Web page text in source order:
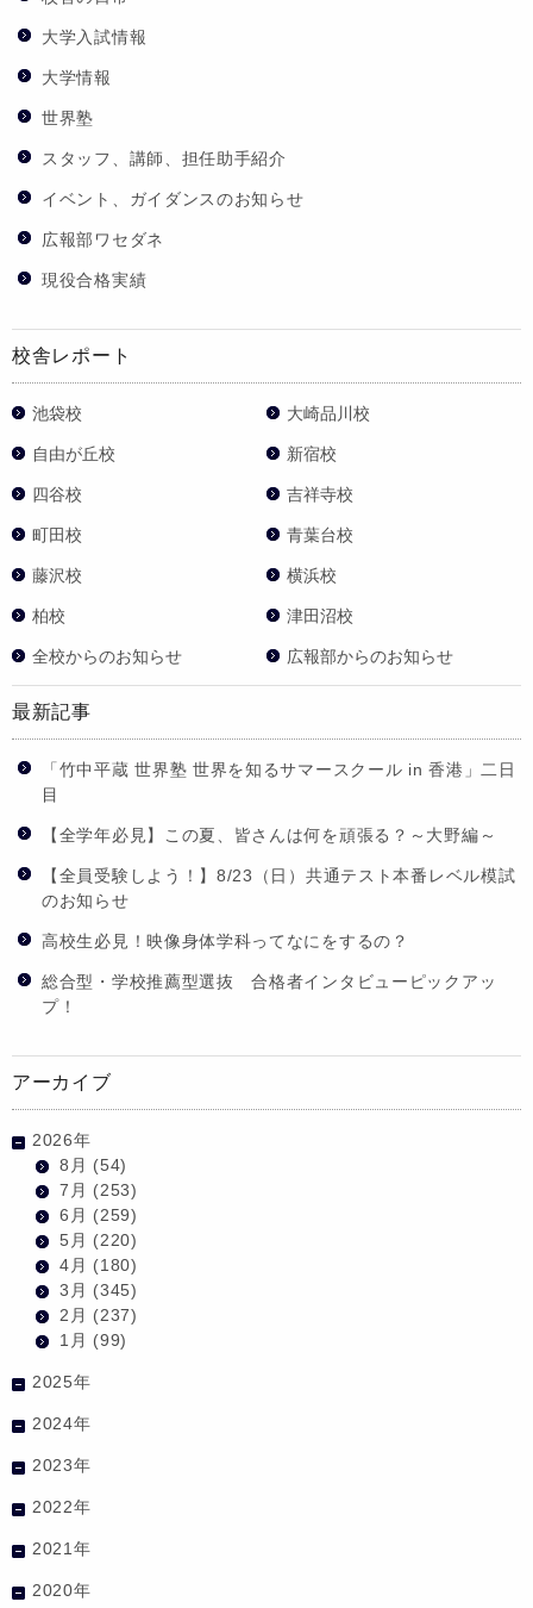
大学入試情報
大学情報
世界塾
スタッフ、講師、担任助手紹介
イベント、ガイダンスのお知らせ
広報部ワセダネ
現役合格実績
校舎レポート
池袋校 大崎品川校
自由が丘校 新宿校
四谷校 吉祥寺校
町田校 青葉台校
藤沢校 横浜校
柏校 津田沼校
全校からのお知らせ 広報部からのお知らせ
最新記事
「竹中平蔵 世界塾 世界を知るサマースクール in 香港」二日
目
【全学年必見】この夏、皆さんは何を頑張る？～大野編～
【全員受験しよう！】8/23（日）共通テスト本番レベル模試
のお知らせ
高校生必見！映像身体学科ってなにをするの？
総合型・学校推薦型選抜 合格者インタビューピックアッ
プ！
アーカイブ
2026年
8月 (54)
7月 (253)
6月 (259)
5月 (220)
4月 (180)
3月 (345)
2月 (237)
1月 (99)
2025年
2024年
2023年
2022年
2021年
2020年